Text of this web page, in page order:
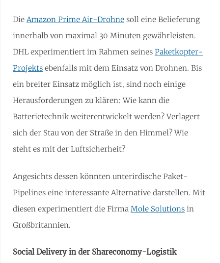
DieAmazon Prime Air-Drohne soll eine Belieferung
innerhalb von maximal 30 Minuten gewährleisten.
DHL experimentiert im Rahmen seinesPaketkopter-
Projekts ebenfalls mit dem Einsatz von Drohnen. Bis
ein breiter Einsatz möglich ist, sind noch einige
Herausforderungen zu klären: Wie kann die
Batterietechnik weiterentwickelt werden? Verlagert
sich der Stau von der Straße in den Himmel? Wie
steht es mit der Luftsicherheit?
Angesichts dessen könnten unterirdische Paket-
Pipelines eine interessante Alternative darstellen. Mit
diesen experimentiert die Firma Mole Solutions in
Großbritannien.
Social Delivery in der Shareconomy-Logistik